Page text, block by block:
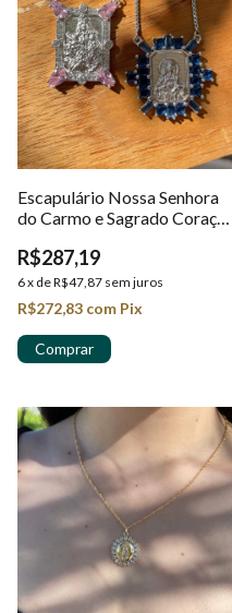
Escapulário Nossa Senhora
do Carmo e Sagrado Coração
R$287,19
6x deR$47,87 sem juros
R$272,83 com Pix